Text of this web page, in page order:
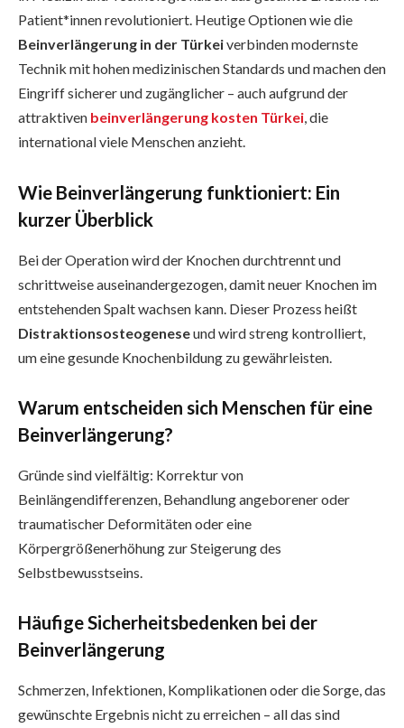
Patient*innen revolutioniert. Heutige Optionen wie die
Beinverlängerung in der Türkeiverbinden modernste
Technik mit hohen medizinischen Standards und machen den
Eingriff sicherer und zugänglicher – auch aufgrund der
attraktiven beinverlängerung kosten Türkei, die
international viele Menschen anzieht.
Wie Beinverlängerung funktioniert: Ein
kurzer Überblick
Bei der Operation wird der Knochen durchtrennt und
schrittweise auseinandergezogen, damit neuer Knochen im
entstehenden Spalt wachsen kann. Dieser Prozess heißt
Distraktionsosteogeneseund wird streng kontrolliert,
um eine gesunde Knochenbildung zu gewährleisten.
Warum entscheiden sich Menschen für eine
Beinverlängerung?
Gründe sind vielfältig: Korrektur von
Beinlängendifferenzen, Behandlung angeborener oder
traumatischer Deformitäten oder eine
Körpergrößenerhöhung zur Steigerung des
Selbstbewusstseins.
Häufige Sicherheitsbedenken bei der
Beinverlängerung
Schmerzen, Infektionen, Komplikationen oder die Sorge, das
gewünschte Ergebnis nicht zu erreichen – all das sind